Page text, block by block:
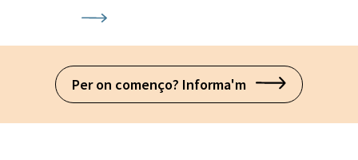
Per on començo? Informa'm